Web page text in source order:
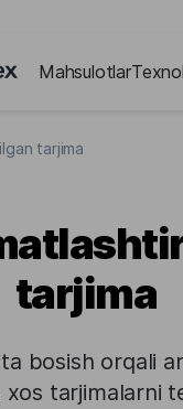
Mahsulotlar
tarjima
tarjima
bosish orqali
tarjimalarni